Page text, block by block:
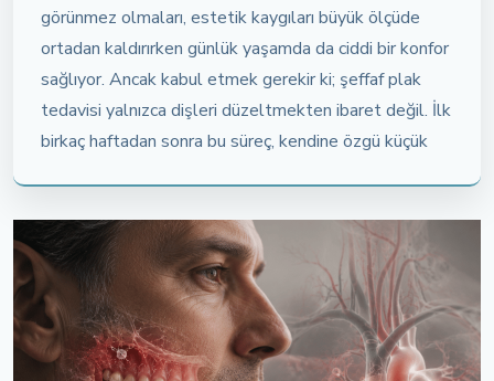
görünmez olmaları, estetik kaygıları büyük ölçüde
ortadan kaldırırken günlük yaşamda da ciddi bir konfor
sağlıyor. Ancak kabul etmek gerekir ki; şeffaf plak
tedavisi yalnızca dişleri düzeltmekten ibaret değil. İlk
birkaç haftadan sonra bu süreç, kendine özgü küçük